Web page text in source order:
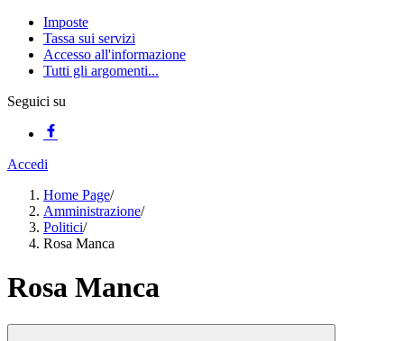
Imposte
Tassa sui servizi
Accesso all'informazione
Tutti gli argomenti...
Seguici su
Accedi
Home Page/
Amministrazione/
Politici/
Rosa Manca
Rosa Manca